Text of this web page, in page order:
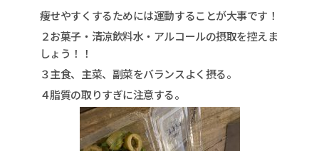
痩せやすくするためには運動することが大事です！
２お菓子・清涼飲料水・アルコールの摂取を控えま
しょう！！
３主食、主菜、副菜をバランスよく摂る。
４脂質の取りすぎに注意する。